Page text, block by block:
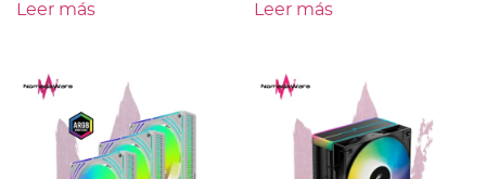
Leer más Leer más